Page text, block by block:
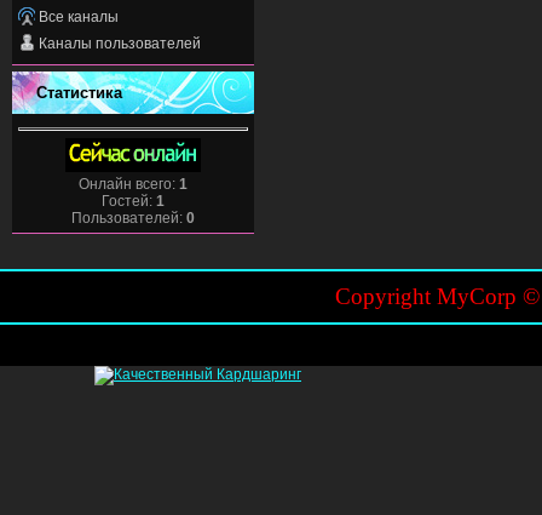
Все каналы
Каналы пользователей
Статистика
Онлайн всего: 1
Гостей: 1
Пользователей: 0
Copyright MyCorp